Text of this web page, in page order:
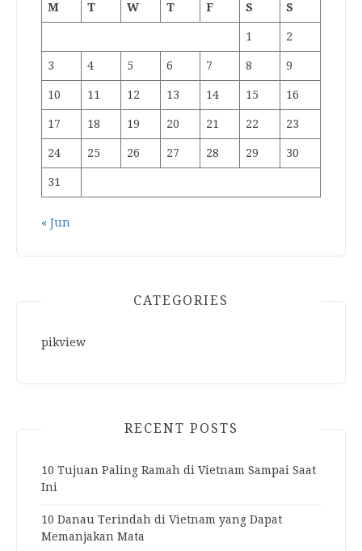
M T W T F S S
1 2
3 4 5 6 7 8 9
10 11 12 13 14 15 16
17 18 19 20 21 22 23
24 25 26 27 28 29 30
31
« Jun
CATEGORIES
pikview
RECENT POSTS
10 Tujuan Paling Ramah di Vietnam Sampai Saat
Ini
10 Danau Terindah di Vietnam yang Dapat
Memanjakan Mata